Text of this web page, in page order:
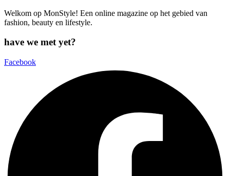
Welkom op MonStyle! Een online magazine op het gebied van
fashion, beauty en lifestyle.
have we met yet?
Facebook